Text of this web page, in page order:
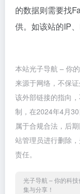
的数据则需要找
供。如该站的IP
本站光子导航 – 你
来源于网络，不保
该外部链接的指向
制，在2024年4月
属于合规合法，后
站管理员进行删除
责任。
光子导航 – 你的科
集与分享！